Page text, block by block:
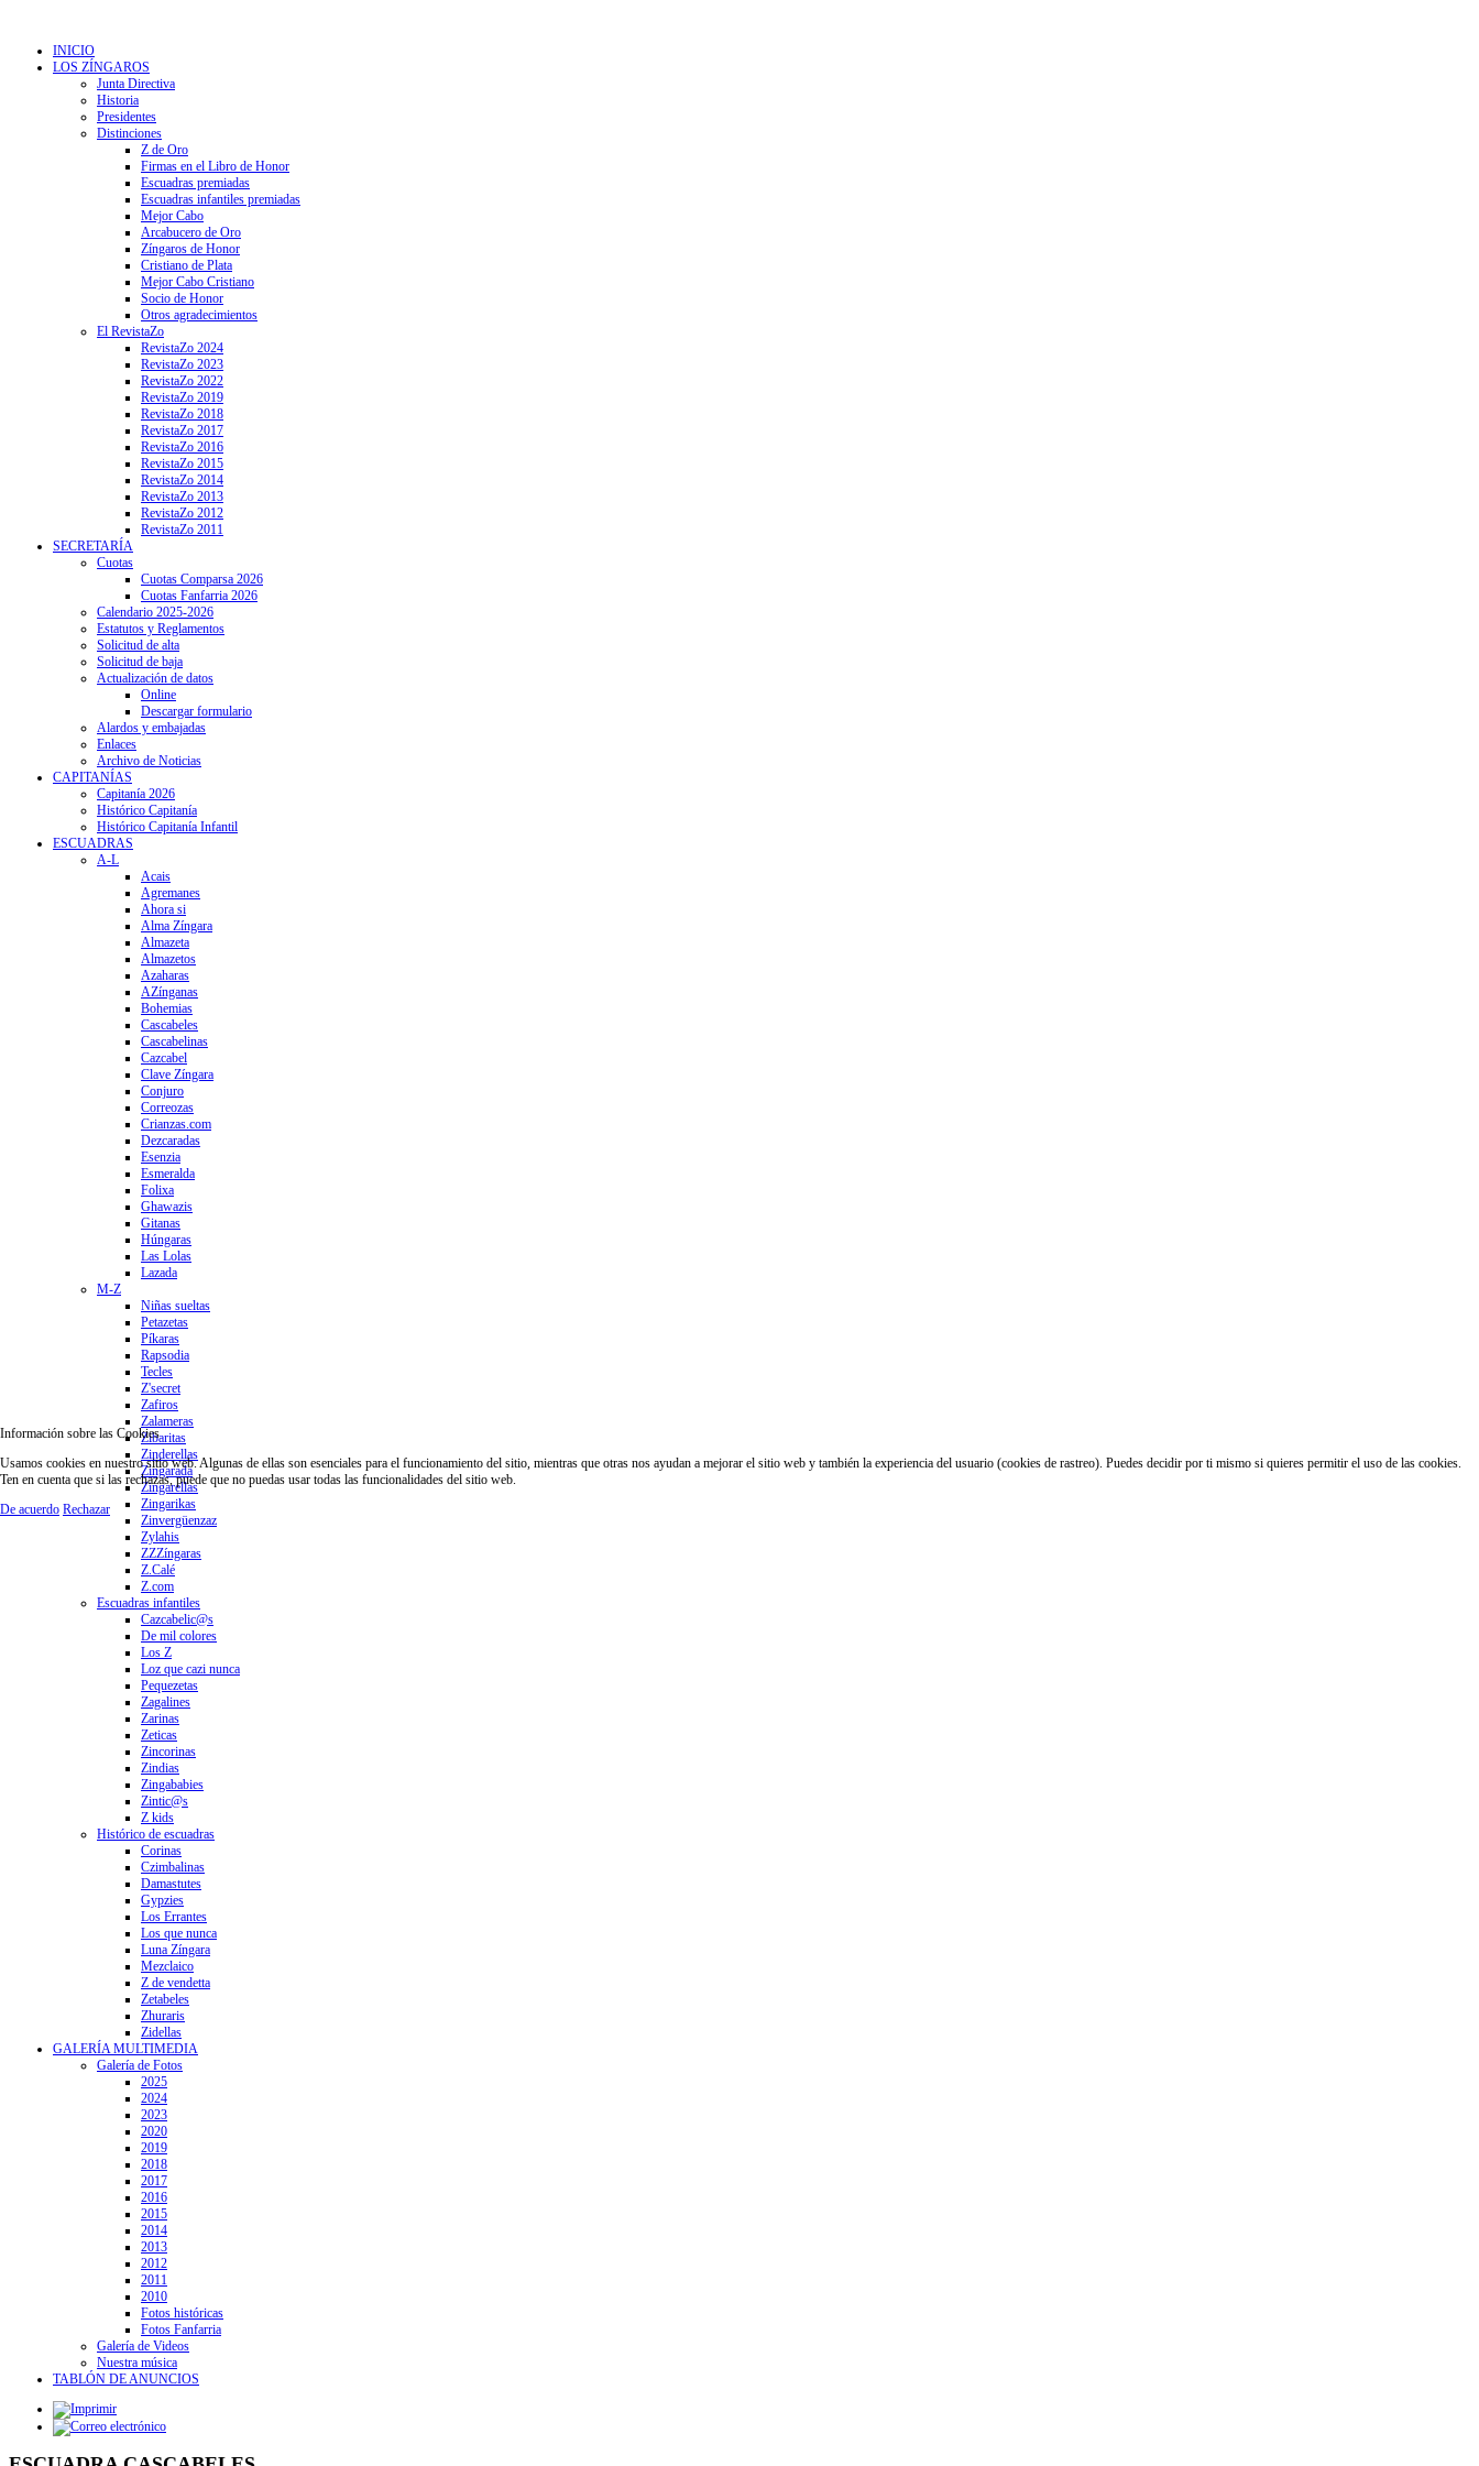
INICIO
LOS ZÍNGAROS
Junta Directiva
Historia
Presidentes
Distinciones
Z de Oro
Firmas en el Libro de Honor
Escuadras premiadas
Escuadras infantiles premiadas
Mejor Cabo
Arcabucero de Oro
Zíngaros de Honor
Cristiano de Plata
Mejor Cabo Cristiano
Socio de Honor
Otros agradecimientos
El RevistaZo
RevistaZo 2024
RevistaZo 2023
RevistaZo 2022
RevistaZo 2019
RevistaZo 2018
RevistaZo 2017
RevistaZo 2016
RevistaZo 2015
RevistaZo 2014
RevistaZo 2013
RevistaZo 2012
RevistaZo 2011
SECRETARÍA
Cuotas
Cuotas Comparsa 2026
Cuotas Fanfarria 2026
Calendario 2025-2026
Estatutos y Reglamentos
Solicitud de alta
Solicitud de baja
Actualización de datos
Online
Descargar formulario
Alardos y embajadas
Enlaces
Archivo de Noticias
CAPITANÍAS
Capitanía 2026
Histórico Capitanía
Histórico Capitanía Infantil
ESCUADRAS
A-L
Acais
Agremanes
Ahora si
Alma Zíngara
Almazeta
Almazetos
Azaharas
AZínganas
Bohemias
Cascabeles
Cascabelinas
Cazcabel
Clave Zíngara
Conjuro
Correozas
Crianzas.com
Dezcaradas
Esenzia
Esmeralda
Folixa
Ghawazis
Gitanas
Húngaras
Las Lolas
Lazada
M-Z
Niñas sueltas
Petazetas
Píkaras
Rapsodia
Tecles
Z'secret
Zafiros
Zalameras
Zibaritas
Zinderellas
Zingarada
Zingarellas
Zingarikas
Zinvergüenzaz
Zylahis
ZZZíngaras
Z.Calé
Z.com
Escuadras infantiles
Cazcabelic@s
De mil colores
Los Z
Loz que cazi nunca
Pequezetas
Zagalines
Zarinas
Zeticas
Zincorinas
Zindias
Zingababies
Zintic@s
Z kids
Histórico de escuadras
Corinas
Czimbalinas
Damastutes
Gypzies
Los Errantes
Los que nunca
Luna Zíngara
Mezclaico
Z de vendetta
Zetabeles
Zhuraris
Zidellas
GALERÍA MULTIMEDIA
Galería de Fotos
2025
2024
2023
2020
2019
2018
2017
2016
2015
2014
2013
2012
2011
2010
Fotos históricas
Fotos Fanfarria
Galería de Videos
Nuestra música
TABLÓN DE ANUNCIOS
Información sobre las Cookies
Usamos cookies en nuestro sitio web. Algunas de ellas son esenciales para el funcionamiento del sitio, mientras que otras nos ayudan a mejorar el sitio web y también la experiencia del usuario (cookies de rastreo). Puedes decidir por ti mismo si quieres permitir el uso de las cookies.
Ten en cuenta que si las rechazas, puede que no puedas usar todas las funcionalidades del sitio web.
De acuerdo Rechazar